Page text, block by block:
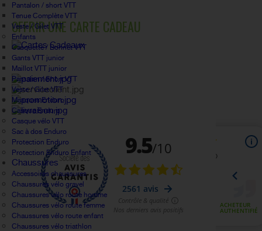
Pantalon / short VTT
Tenue Complète VTT
Veste / Gilet VTT
Enfants
Casquette / Bonnet VTT
Gants VTT junior
Maillot VTT junior
Pantalon / Short VTT
Veste / Gilet VTT
Masques Enduro
Casque Enduro
Casque vélo VTT
Sac à dos Enduro
Protection Enduro
Protection Enduro Enfant
Chaussures
Accessoires chaussures
Chaussures vélo gravel
Chaussures vélo route homme
Chaussures vélo route femme
Chaussures vélo route enfant
Chaussures vélo triathlon
OFFRIR UNE CARTE CADEAU